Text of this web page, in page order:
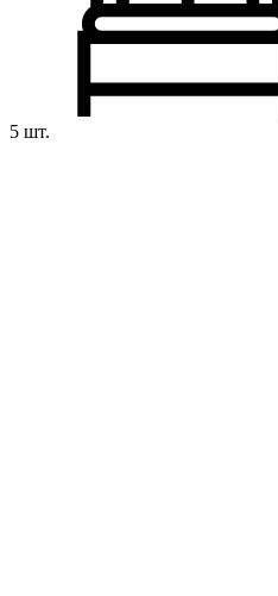
5 шт.